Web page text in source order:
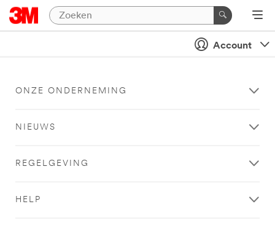
Account
ONZE ONDERNEMING
NIEUWS
REGELGEVING
HELP